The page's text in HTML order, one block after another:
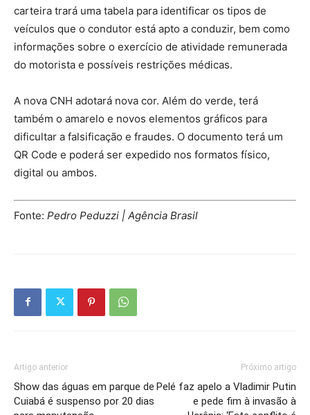
carteira trará uma tabela para identificar os tipos de
veículos que o condutor está apto a conduzir, bem como
informações sobre o exercício de atividade remunerada
do motorista e possíveis restrições médicas.
A nova CNH adotará nova cor. Além do verde, terá
também o amarelo e novos elementos gráficos para
dificultar a falsificação e fraudes. O documento terá um
QR Code e poderá ser expedido nos formatos físico,
digital ou ambos.
Fonte: Pedro Peduzzi | Agência Brasil
Artigo anterior
Show das águas em parque de
Cuiabá é suspenso por 20 dias
Próximo artigo
Pelé faz apelo a Vladimir Putin
e pede fim à invasão à